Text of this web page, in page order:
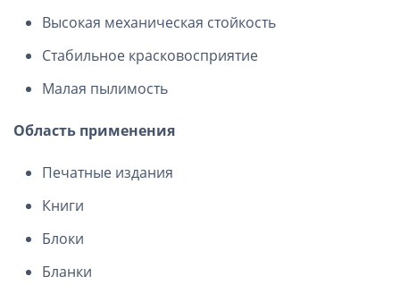
Высокая механическая стойкость
Стабильное красковосприятие
Малая пылимость
Область применения
Печатные издания
Книги
Блоки
Бланки